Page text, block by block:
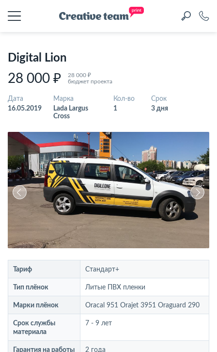
Digital Lion
28 000 ₽
28 000 ₽
бюджет проекта
Дата
16.05.2019
Марка
Lada Largus
Cross
Кол-во
1
Срок
3 дня
Тариф Стандарт+
Тип плёнок Литые ПВХ пленки
Марки плёнок Oracal 951 Orajet 3951 Oraguard 290
Срок службы
материала
7 - 9 лет
Гарантия на работы 2 года